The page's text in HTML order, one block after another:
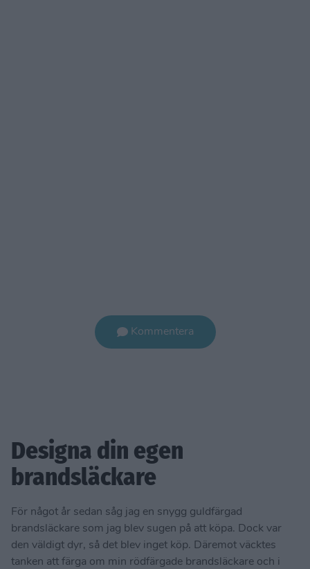
Kommentera
Designa din egen
brandsläckare
För något år sedan såg jag en snygg guldfärgad
brandsläckare som jag blev sugen på att köpa. Dock var
den väldigt dyr, så det blev inget köp. Däremot väcktes
tanken att färga om min rödfärgade brandsläckare och i